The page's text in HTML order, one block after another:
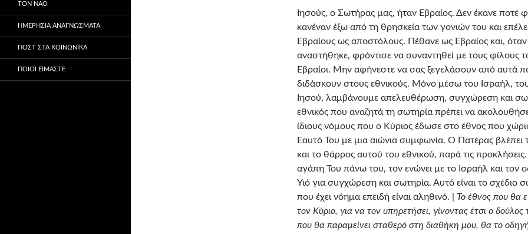
Ιησούς, ο Σωτήρας μας, ήταν Εβραίος. Δεν έκανε ποτέ
κανέναν έξω από τη θρησκεία των γονιών του και
Εβραίους ως αποστόλους. Πέθανε ως Εβραίος και, όταν
αναστήθηκε, φρόντισε να συναντηθεί με τους φίλους
Εβραίοι. Μην αφήνεστε να σας ξεγελάσουν από αυτά
διδάσκουν στους εθνικούς. Μόνο μέσω του Ισραήλ,
Ιησού, λαμβάνουμε απελευθέρωση, συγχώρεση και
εθνικός που αναζητά τη σωτηρία πρέπει να
ίδιους νόμους που ο Κύριος έδωσε στο έθνος που
Εαυτό Του με μια αιώνια συμφωνία. Ο Πατέρας βλέπει
και το θάρρος αυτού του εθνικού, παρά τις προκλήσεις.
αγάπη Του πάνω του, τον ενώνει με το Ισραήλ και τον
Υιό για συγχώρεση και σωτηρία. Αυτό είναι το σχέδιο
που έχει νόημα επειδή είναι αληθινό. | Το έθνος που θα
τον Κύριο, για να τον υπηρετήσει, γίνοντας έτσι ο δούλος
που θα παραμείνει σταθερό στη διαθήκη μου, θα το
ΤΟΝ ΝΑΌ
ΗΜΕΡΉΣΙΑ ΑΝΑΓΝΏΣΜΑΤΑ
ΠΟΣΤ ΣΤΑ ΚΟΙΝΩΝΙΚΆ
ΠΟΙΟΙ ΕΊΜΑΣΤΕ